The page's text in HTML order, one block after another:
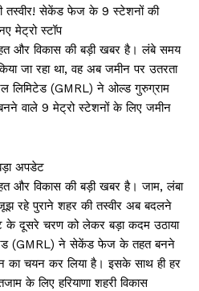
तस्वीर! सेकेंड फेज के 9 स्टेशनों की
मेट्रो स्टॉप
और विकास की बड़ी खबर है। लंबे समय
जा रहा था, वह अब जमीन पर उतरता
लिमिटेड (GMRL) ने ओल्ड गुरुग्राम
वाले 9 मेट्रो स्टेशनों के लिए जमीन
अपडेट
और विकास की बड़ी खबर है। जाम, लंबा
रहे पुराने शहर की तस्वीर अब बदलने
के दूसरे चरण को लेकर बड़ा कदम उठाया
(GMRL) ने सेकेंड फेज के तहत बनने
का चयन कर लिया है। इसके साथ ही हर
के लिए हरियाणा शहरी विकास